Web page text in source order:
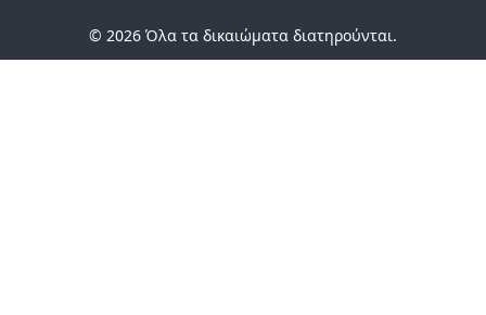
© 2026 Όλα τα δικαιώματα διατηρούνται.